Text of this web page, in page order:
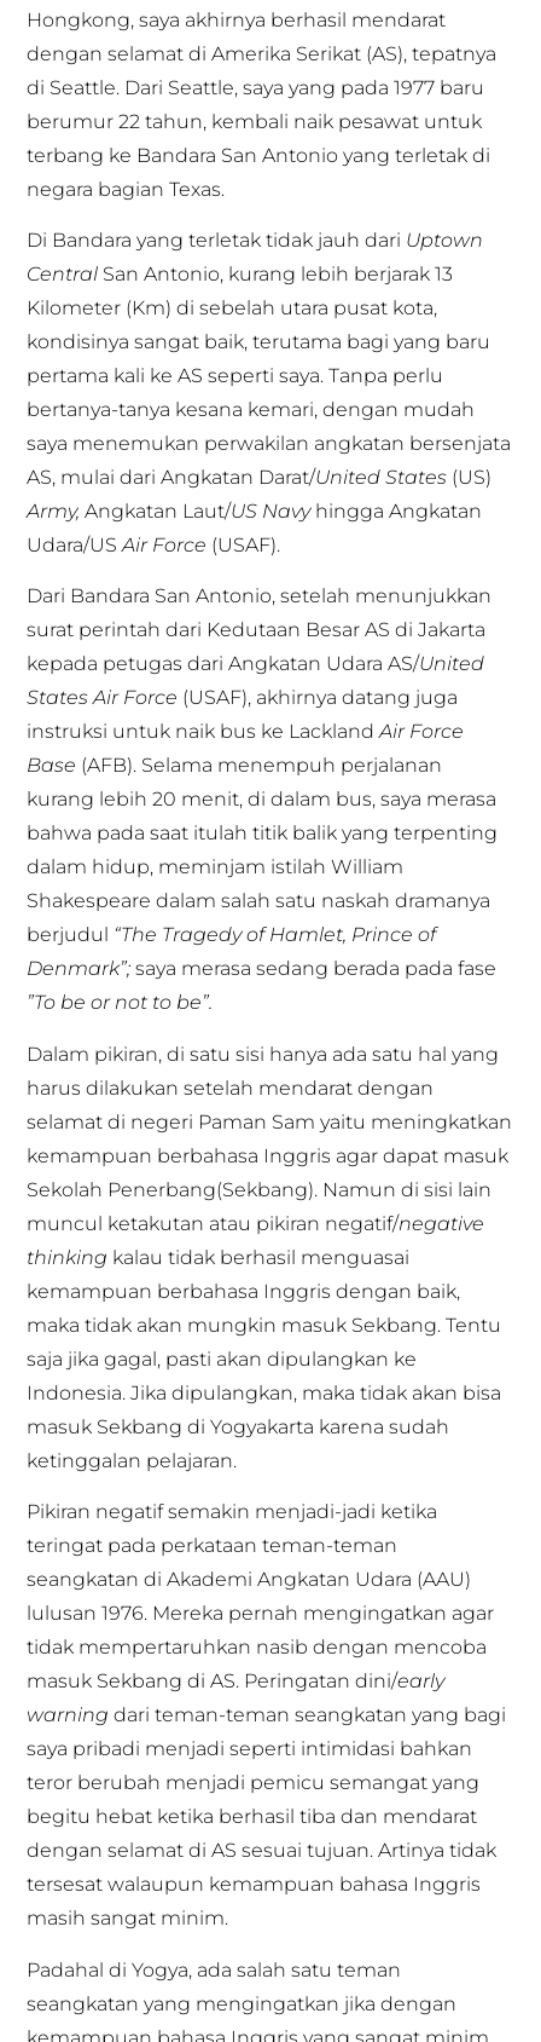
Hongkong, saya akhirnya berhasil mendarat
dengan selamat di Amerika Serikat (AS), tepatnya
di Seattle. Dari Seattle, saya yang pada 1977 baru
berumur 22 tahun, kembali naik pesawat untuk
terbang ke Bandara San Antonio yang terletak di
negara bagian Texas.
Di Bandara yang terletak tidak jauh dari Uptown
Central San Antonio, kurang lebih berjarak 13
Kilometer (Km) di sebelah utara pusat kota,
kondisinya sangat baik, terutama bagi yang baru
pertama kali ke AS seperti saya. Tanpa perlu
bertanya-tanya kesana kemari, dengan mudah
saya menemukan perwakilan angkatan bersenjata
AS, mulai dari Angkatan Darat/United States (US)
Army,Angkatan Laut/US Navyhingga Angkatan
Udara/USAir Force (USAF).
Dari Bandara San Antonio, setelah menunjukkan
surat perintah dari Kedutaan Besar AS di Jakarta
kepada petugas dari Angkatan Udara AS/United
States Air Force (USAF), akhirnya datang juga
instruksi untuk naik bus ke LacklandAir Force
Base (AFB). Selama menempuh perjalanan
kurang lebih 20 menit, di dalam bus, saya merasa
bahwa pada saat itulah titik balik yang terpenting
dalam hidup, meminjam istilah William
Shakespeare dalam salah satu naskah dramanya
berjudul
“The Tragedy of Hamlet, Prince of
Denmark”; saya merasa sedang berada pada fase
”To be or not to be”.
Dalam pikiran, di satu sisi hanya ada satu hal yang
harus dilakukan setelah mendarat dengan
selamat di negeri Paman Sam yaitu meningkatkan
kemampuan berbahasa Inggris agar dapat masuk
Sekolah Penerbang(Sekbang). Namun di sisi lain
muncul ketakutan atau pikiran negatif/negative
thinking kalau tidak berhasil menguasai
kemampuan berbahasa Inggris dengan baik,
maka tidak akan mungkin masuk Sekbang. Tentu
saja jika gagal, pasti akan dipulangkan ke
Indonesia. Jika dipulangkan, maka tidak akan bisa
masuk Sekbang di Yogyakarta karena sudah
ketinggalan pelajaran.
Pikiran negatif semakin menjadi-jadi ketika
teringat pada perkataan teman-teman
seangkatan di Akademi Angkatan Udara (AAU)
lulusan 1976. Mereka pernah mengingatkan agar
tidak mempertaruhkan nasib dengan mencoba
masuk Sekbang di AS. Peringatan dini/early
warningdari teman-teman seangkatan yang bagi
saya pribadi menjadi seperti intimidasi bahkan
teror berubah menjadi pemicu semangat yang
begitu hebat ketika berhasil tiba dan mendarat
dengan selamat di AS sesuai tujuan. Artinya tidak
tersesat walaupun kemampuan bahasa Inggris
masih sangat minim.
Padahal di Yogya, ada salah satu teman
seangkatan yang mengingatkan jika dengan
kemampuan bahasa Inggris yang sangat minim,